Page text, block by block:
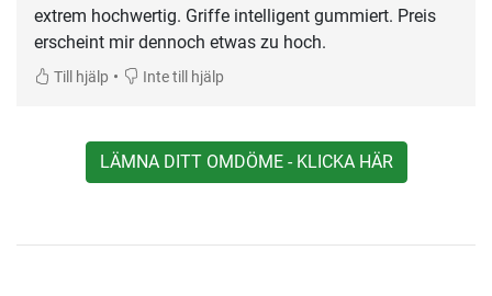
extrem hochwertig. Griffe intelligent gummiert. Preis
erscheint mir dennoch etwas zu hoch.
Till hjälp • Inte till hjälp
LÄMNA DITT OMDÖME - KLICKA HÄR